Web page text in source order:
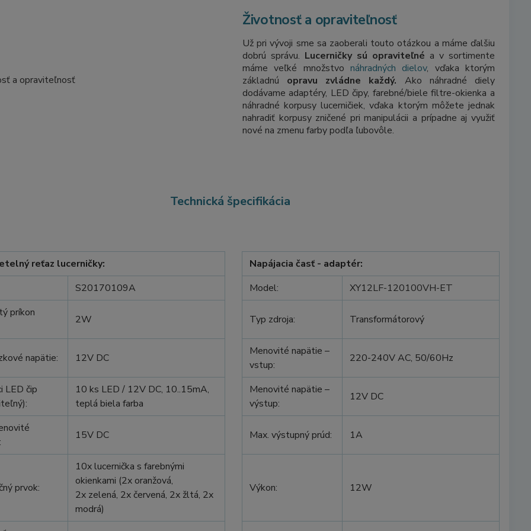
Životnosť a opraviteľnosť
Už pri vývoji sme sa zaoberali touto otázkou a máme ďalšiu
dobrú správu. Lucerničky sú opraviteľné a v sortimente
máme veľké množstvo náhradných dielov, vďaka ktorým
základnú opravu zvládne každý. Ako náhradné diely
dodávame adaptéry, LED čipy, farebné/biele filtre-okienka a
náhradné korpusy lucerničiek, vďaka ktorým môžete jednak
nahradiť korpusy zničené pri manipulácii a prípadne aj využiť
nové na zmenu farby podľa ľubovôle.
Technická špecifikácia
reťaz lucerničky:
Napájacia časť - adaptér:
S20170109A Model:
XY12LF-120100VH-ET
príkon
2W Typ zdroja: Transformátorový
napätie: 12V DC
Menovité napätie –
vstup:
220-240V AC, 50/60Hz
LED čip
10 ks LED / 12V DC, 10..15mA,
teplá biela farba
Menovité napätie –
výstup:
12V DC
15V DC Max. výstupný prúd: 1A
prvok:
10x lucernička s farebnými
okienkami (2x oranžová,
2x zelená, 2x červená, 2x žltá, 2x
modrá)
Výkon: 12W